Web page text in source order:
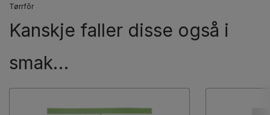
Tørrfôr
Kanskje faller disse også i
smak…